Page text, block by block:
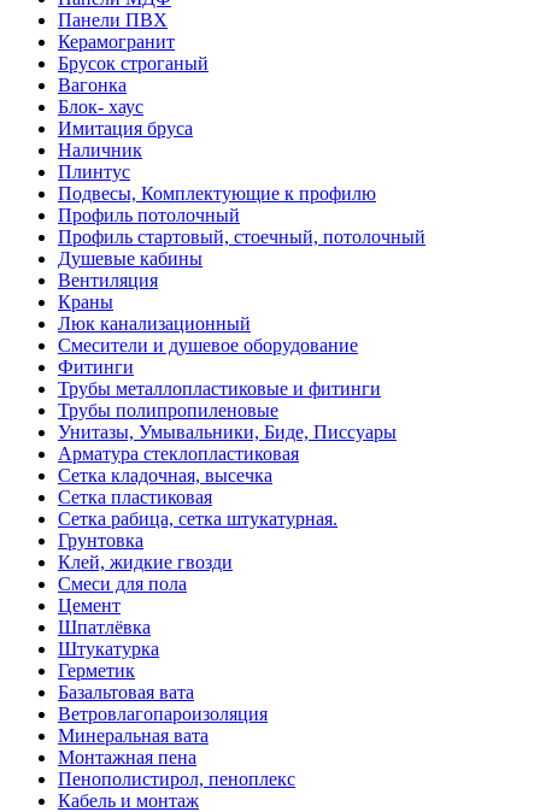
Панели ПВХ
Керамогранит
Брусок строганый
Вагонка
Блок- хаус
Имитация бруса
Наличник
Плинтус
Подвесы, Комплектующие к профилю
Профиль потолочный
Профиль стартовый, стоечный, потолочный
Душевые кабины
Вентиляция
Краны
Люк канализационный
Смесители и душевое оборудование
Фитинги
Трубы металлопластиковые и фитинги
Трубы полипропиленовые
Унитазы, Умывальники, Биде, Писсуары
Арматура стеклопластиковая
Сетка кладочная, высечка
Сетка пластиковая
Сетка рабица, сетка штукатурная.
Грунтовка
Клей, жидкие гвозди
Смеси для пола
Цемент
Шпатлёвка
Штукатурка
Герметик
Базальтовая вата
Ветровлагопароизоляция
Минеральная вата
Монтажная пена
Пенополистирол, пеноплекс
Кабель и монтаж